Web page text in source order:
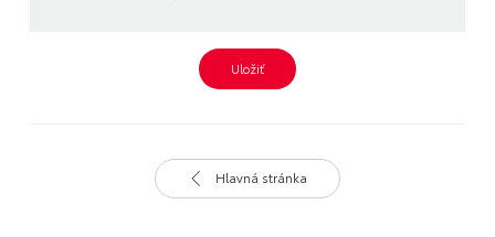
Uložiť
Hlavná stránka